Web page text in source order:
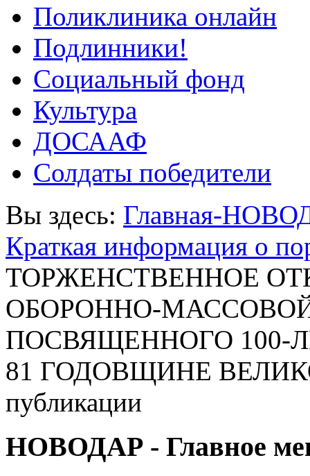
Поликлиника онлайн
Подлинники!
Социальный фонд
Культура
ДОСААФ
Солдаты победители
Вы здесь: Главная-
Краткая информация о
ТОРЖЕНСТВЕННОЕ
ОБОРОННО-МАССОВОЙ
ПОСВЯЩЕННОГО
81 ГОДОВЩИНЕ
публикации
НОВОДАР - Главное